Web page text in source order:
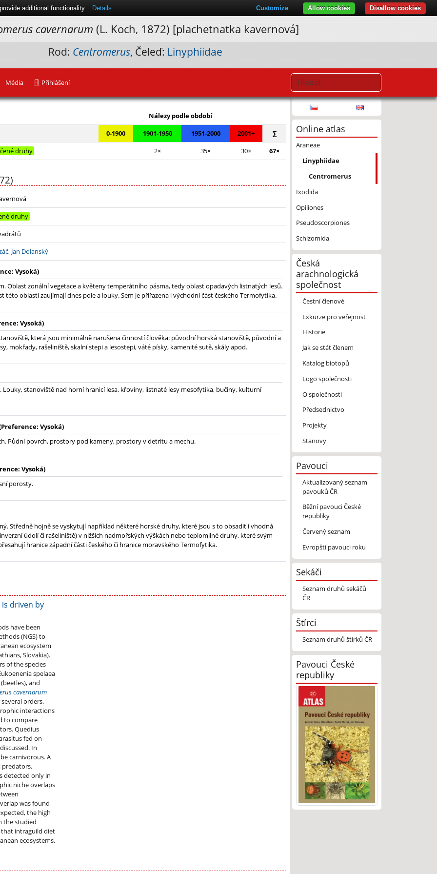
cavernarum (L. Koch, 1872) [plachetnatka kavernová]
Rod: Centromerus, Čeleď: Linyphiidae
Média Přihlášení
Leaflet|© Seznam.cz a.s. a další
Nálezy podle období
0-1900 1901-1950 1951-2000 2001+
∑
druhy 2× 35× 30× 67×
druhy
, Jan Dolanský
Vysoká)
Oblast zonální vegetace a květeny temperátního pásma, tedy oblast opadavých listnatých lesů.
této oblasti zaujímají dnes pole a louky. Sem je přiřazena i východní část českého Termofytika.
Vysoká)
která jsou minimálně narušena činností člověka: původní horská stanoviště, původní a
mokřady, rašeliniště, skalní stepi a lesostepi, váté písky, kamenité sutě, skály apod.
Louky, stanoviště nad horní hranicí lesa, křoviny, listnaté lesy mesofytika, bučiny, kulturní
Vysoká)
Půdní povrch, prostory pod kameny, prostory v detritu a mechu.
Vysoká)
porosty.
Středně hojně se vyskytují například některé horské druhy, které jsou s to obsadit i vhodná
údolí či rašeliniště) v nižších nadmořských výškách nebo teplomilné druhy, které svým
hranice západní části českého či hranice moravského Termofytika.
driven by
have been
(NGS) to
ecosystem
Slovakia).
of the species
spelaea
and
cavernarum
orders.
interactions
to compare
Quedius
fed on
In
carnivorous. A
predators.
detected only in
niche overlaps
was found
the high
the studied
intraguild diet
ecosystems.
Online atlas
Araneae
Linyphiidae
Centromerus
Ixodida
Opiliones
Pseudoscorpiones
Schizomida
Česká
arachnologická
společnost
Čestní členové
Exkurze pro veřejnost
Historie
Jak se stát členem
Katalog biotopů
Logo společnosti
O společnosti
Předsednictvo
Projekty
Stanovy
Pavouci
Aktualizovaný seznam
pavouků ČR
Běžní pavouci České
republiky
Červený seznam
Evropští pavouci roku
Sekáči
Seznam druhů sekáčů
ČR
Štírci
Seznam druhů štírků ČR
Pavouci České
republiky
additional functionality. Details Disallow cookies
Allow cookies
Customize